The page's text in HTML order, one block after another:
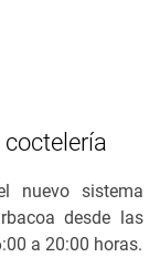
nuevo sistema
desde las
a 20:00 horas.